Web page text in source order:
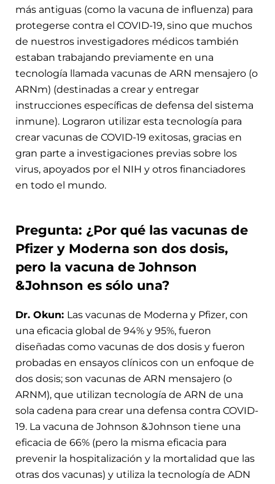
más antiguas (como la vacuna de influenza) para
protegerse contra el COVID-19, sino que muchos
de nuestros investigadores médicos también
estaban trabajando previamente en una
tecnología llamada vacunas de ARN mensajero (o
ARNm) (destinadas a crear y entregar
instrucciones específicas de defensa del sistema
inmune). Lograron utilizar esta tecnología para
crear vacunas de COVID-19 exitosas, gracias en
gran parte a investigaciones previas sobre los
virus, apoyados por el NIH y otros financiadores
en todo el mundo.
Pregunta: ¿Por qué las vacunas de
Pfizer y Moderna son dos dosis,
pero la vacuna de Johnson
&Johnson es sólo una?
Dr. Okun: Las vacunas de Moderna y Pfizer, con
una eficacia global de 94% y 95%, fueron
diseñadas como vacunas de dos dosis y fueron
probadas en ensayos clínicos con un enfoque de
dos dosis; son vacunas de ARN mensajero (o
ARNM), que utilizan tecnología de ARN de una
sola cadena para crear una defensa contra COVID-
19. La vacuna de Johnson &Johnson tiene una
eficacia de 66% (pero la misma eficacia para
prevenir la hospitalización y la mortalidad que las
otras dos vacunas) y utiliza la tecnología de ADN